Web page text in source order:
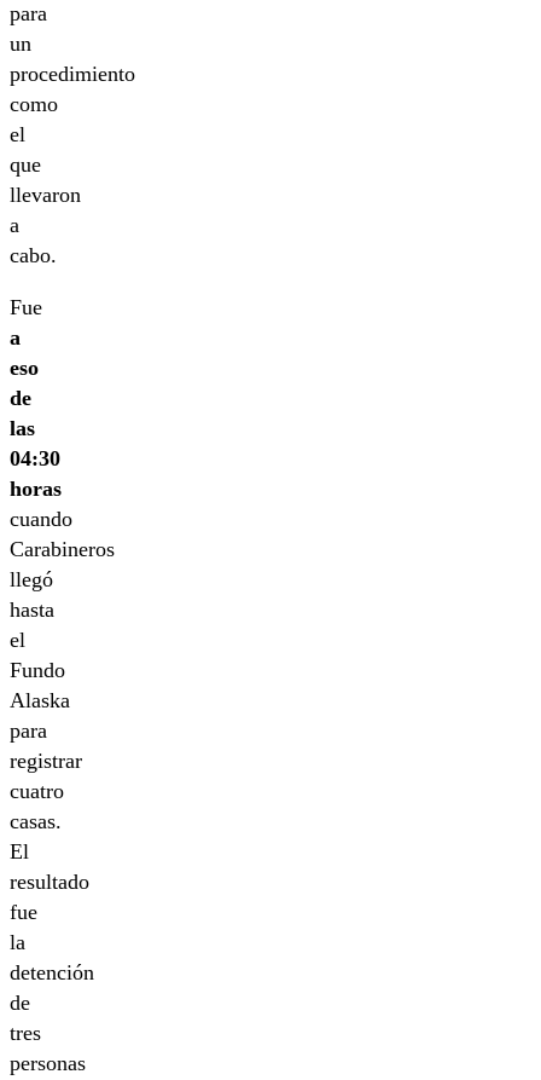
para
un
procedimiento
como
el
que
llevaron
a
cabo.
Fue
a
eso
de
las
04:30
horas
cuando
Carabineros
llegó
hasta
el
Fundo
Alaska
para
registrar
cuatro
casas.
El
resultado
fue
la
detención
de
tres
personas